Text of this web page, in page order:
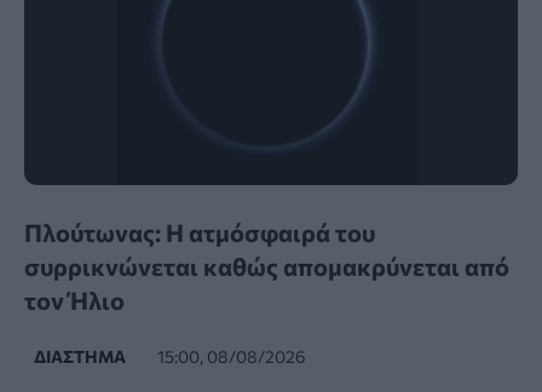
Πλούτωνας: Η ατμόσφαιρά του
συρρικνώνεται καθώς απομακρύνεται από
τον Ήλιο
ΔΙΆΣΤΗΜΑ 15:00, 08/08/2026